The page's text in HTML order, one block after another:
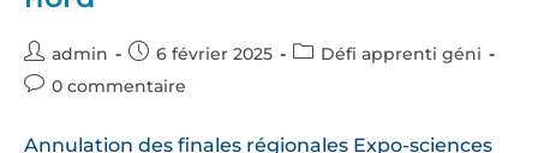
admin 6 février 2025
Défi apprenti géni
0 commentaire
Annulation des finales régionales Expo-sciences